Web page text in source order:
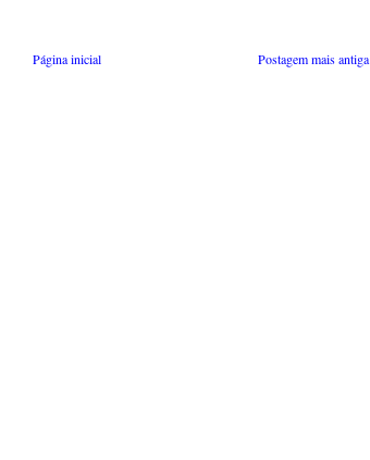
Postagem mais antiga
Página inicial